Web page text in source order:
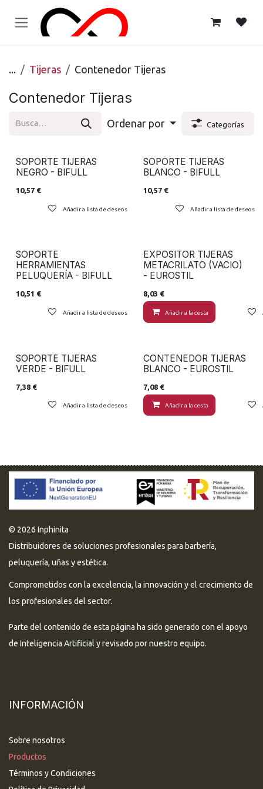
... Tijeras Contenedor Tijeras
Contenedor Tijeras
Ordenar por Categorías
SOPORTE TIJERAS
NEGRO - BIFULL
10,57 €
Añadir a lista de deseos
SOPORTE TIJERAS
BLANCO - BIFULL
10,57€
Añadir a lista de deseos
SOPORTE
HERRAMIENTAS
PELUQUERÍA - BIFULL
10,51 €
Añadir a lista de deseos
EXPOSITOR TIJERAS
METACRILATO (VACIO)
- EUROSTIL
8,03 €
Añadir a la cesta
SOPORTE TIJERAS
VERDE - BIFULL
7,38 €
Añadir a lista de deseos
CONTENEDOR TIJERAS
BLANCO - EUROSTIL
7,08€
Añadir a la cesta
© 2026 Inphinita
Distribuidores de soluciones profesionales para barbería,
peluquería, uñas y estética.
Comprometidos con la excelencia, la innovación y el crecimiento de
los profesionales del sector.
Parte del contenido de esta página ha sido generado con el apoyo
de Inteligencia Artificial y revisado por nuestro equipo.
INFORMACIÓN
Sobre nosotros
Productos
Términos y Condiciones